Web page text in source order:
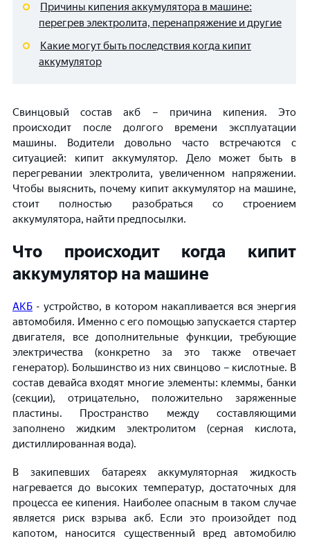
Причины кипения аккумулятора в машине:
перегрев электролита, перенапряжение и другие
Какие могут быть последствия когда кипит
аккумулятор
Свинцовый состав акб – причина кипения. Это
происходит после долгого времени эксплуатации
машины. Водители довольно часто встречаются с
ситуацией: кипит аккумулятор. Дело может быть в
перегревании электролита, увеличенном напряжении.
Чтобы выяснить, почему кипит аккумулятор на машине,
стоит полностью разобраться со строением
аккумулятора, найти предпосылки.
Что происходит когда кипит
аккумулятор на машине
АКБ - устройство, в котором накапливается вся энергия
автомобиля. Именно с его помощью запускается стартер
двигателя, все дополнительные функции, требующие
электричества (конкретно за это также отвечает
генератор). Большинство из них свинцово – кислотные. В
состав девайса входят многие элементы: клеммы, банки
(секции), отрицательно, положительно заряженные
пластины. Пространство между составляющими
заполнено жидким электролитом (серная кислота,
дистиллированная вода).
В закипевших батареях аккумуляторная жидкость
нагревается до высоких температур, достаточных для
процесса ее кипения. Наиболее опасным в таком случае
является риск взрыва акб. Если это произойдет под
капотом, наносится существенный вред автомобилю